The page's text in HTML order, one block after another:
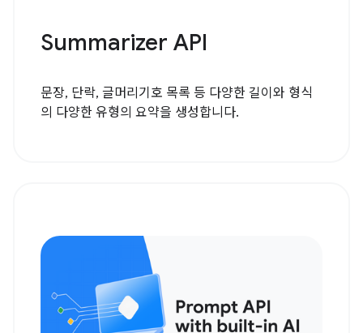
Summarizer API
문장, 단락, 글머리기호 목록 등 다양한 길이와 형식
의 다양한 유형의 요약을 생성합니다.